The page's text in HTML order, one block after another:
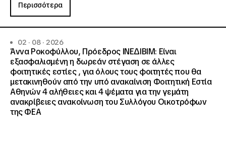
Περισσότερα
02 · 08 · 2026
Άννα Ροκοφύλλου, Πρόεδρος ΙΝΕΔΙΒΙΜ: Είναι
εξασφαλισμένη η δωρεάν στέγαση σε άλλες
φοιτητικές εστίες , για όλους τους φοιτητές που θα
μετακινηθούν από την υπό ανακαίνιση Φοιτητική Εστία
Αθηνών 4 αλήθειες και 4 ψέματα για την γεμάτη
ανακρίβειες ανακοίνωση του Συλλόγου Οικοτρόφων
της ΦΕΑ